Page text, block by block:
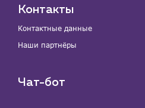
Контакты
Контактные данные
Наши партнёры
Чат-бот